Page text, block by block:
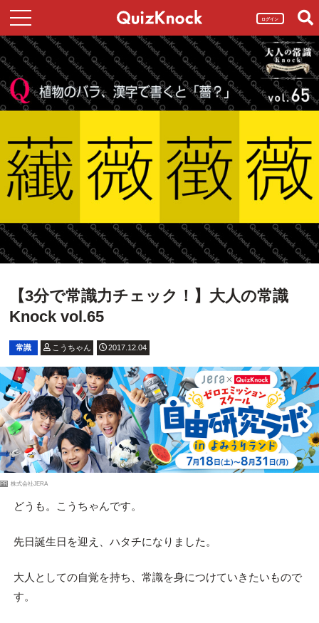
ログイン
【3分で常識力チェック！】大人の常識
Knock vol.65
常識 こうちゃん 2017.12.04
PR 株式会社JERA
どうも。こうちゃんです。
先日誕生日を迎え、ハタチになりました。
大人としての自覚を持ち、常識を身につけていきたいもので
す。